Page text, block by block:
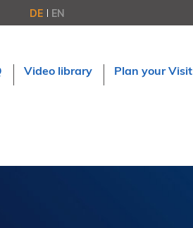
DE EN
Video library Plan your Visit